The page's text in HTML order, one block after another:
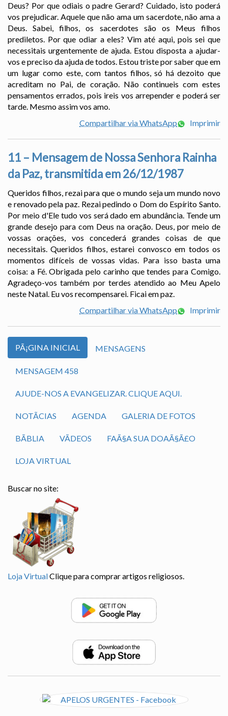
Deus? Por que odiais o padre Gerard? Cuidado, isto poderá
vos prejudicar. Aquele que não ama um sacerdote, não ama a
Deus. Sabei, filhos, os sacerdotes são os Meus filhos
prediletos. Por que odiar a eles? Vim até aqui, pois sei que
necessitais urgentemente de ajuda. Estou disposta a ajudar-
vos e preciso da ajuda de todos. Estou triste por saber que em
um lugar como este, com tantos filhos, só há dezoito que
acreditam no Pai, de coração. Não continueis com estes
pensamentos errados, pois ireis vos arrepender e poderá ser
tarde. Mesmo assim vos amo.
Compartilhar via WhatsApp
Imprimir
11 – Mensagem de Nossa Senhora Rainha
da Paz, transmitida em 26/12/1987
Queridos filhos, rezai para que o mundo seja um mundo novo
e renovado pela paz. Rezai pedindo o Dom do Espírito Santo.
Por meio d'Ele tudo vos será dado em abundância. Tende um
grande desejo para com Deus na oração. Deus, por meio de
vossas orações, vos concederá grandes coisas de que
necessitais. Queridos filhos, estarei convosco em todos os
momentos difíceis de vossas vidas. Para isso basta uma
coisa: a Fé. Obrigada pelo carinho que tendes para Comigo.
Agradeço-vos também por terdes atendido ao Meu Apelo
neste Natal. Eu vos recompensarei. Ficai em paz.
Compartilhar via WhatsApp
Imprimir
PÃ¡GINA INICIAL MENSAGENS
MENSAGEM 458
AJUDE-NOS A EVANGELIZAR. CLIQUE AQUI.
NOTÃ­CIAS AGENDA GALERIA DE FOTOS
BÃ­BLIA VÃ­DEOS FAÃ§A SUA DOAÃ§Ã£O
LOJA VIRTUAL
Buscar no site:
Loja VirtualClique para comprar artigos religiosos.